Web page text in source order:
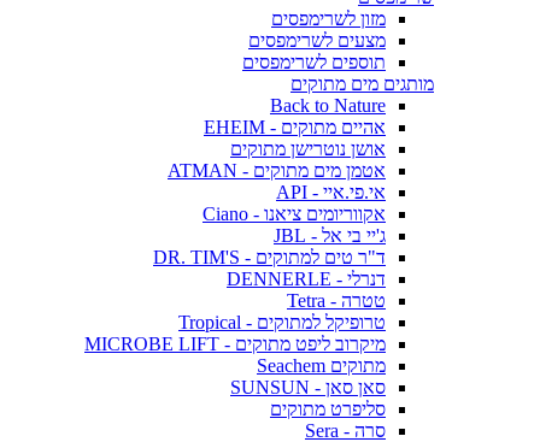
מזון לשרימפסים
מצעים לשרימפסים
תוספים לשרימפסים
מותגים מים מתוקים
Back to Nature
אהיים מתוקים - EHEIM
אושן נוטרישן מתוקים
אטמן מים מתוקים - ATMAN
אי.פי.איי - API
אקווריומים ציאנו - Ciano
ג'יי בי אל - JBL
ד"ר טים למתוקים - DR. TIM'S
דנרלי - DENNERLE
טטרה - Tetra
טרופיקל למתוקים - Tropical
מיקרוב ליפט מתוקים - MICROBE LIFT
מתוקים Seachem
סאן סאן - SUNSUN
סליפרט מתוקים
סרה - Sera